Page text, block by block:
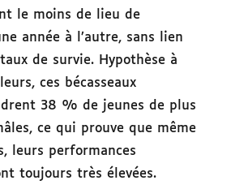
le moins de lieu de
année à l’autre, sans lien
de survie. Hypothèse à
ces bécasseaux
38 % de jeunes de plus
ce qui prouve que même
leurs performances
toujours très élevées.